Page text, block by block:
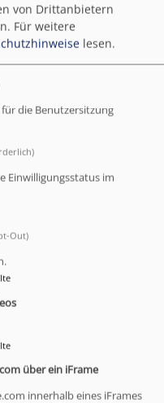
unserer
Begegnungsstätte
ein Jahr - und möchte
tollen Tag sehr
mit Euch
feiern! Das
allen Nachbar*innen
Buffet am 2. Mai von
70.Reservierung
von Drittanbietern
Für weitere
lesen.
die Benutzersitzung
Einwilligungsstatus im
Out)
über ein iFrame
innerhalb eines iFrames